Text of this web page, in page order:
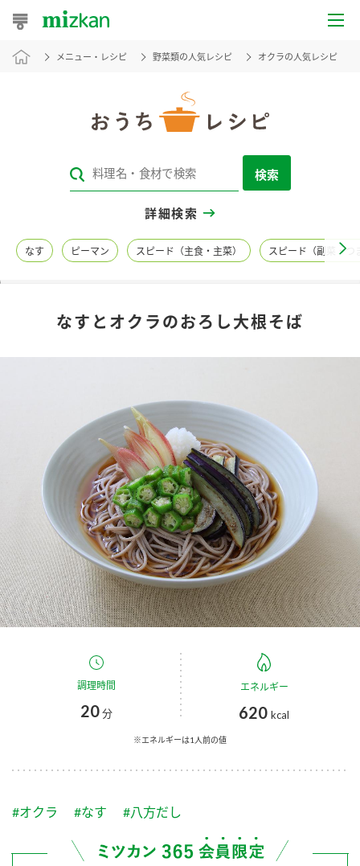
おうちレシピ
レシピカテゴリ一覧
レシピ名特集
商品情報
お酢ドリンク ぽん酢
みりん風・料理酒 鍋用調味料
つゆ たれ
スープ 中華
ふりかけ
キャンペーン情報
ブランド・スペシャルサイト
ブランド・スペシャルサイト トップ
商品ブランドサイト
Fibee（ファイビー）
くらしプラ酢
お酢ドリンク
つゆ
鍋なび
PIN印
企業情報
国内事業概要
企業理念
ミツカンの歴史
ミツカンを知る
環境への取り組み
ZENB initiative
メニュー・レシピ 野菜類の人気レシピ オクラの人気レシピ
検索
詳細検索
なす ピーマン スピード（主食・主菜） スピード（副菜・つ
なすとオクラのおろし大根そば
調理時間
20分
エネルギー
620 kcal
※エネルギーは1人前の値
#オクラ #なす #八方だし